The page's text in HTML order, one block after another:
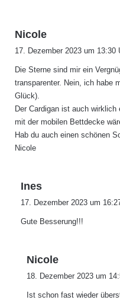
Nicole
t
:
17. Dezember 2023 um 13:30
Die Sterne sind mir ein
transparenter. Nein, ich habe
Glück).
Der Cardigan ist auch
mit der mobilen Bettdecke
Hab du auch einen schönen
Nicole
Ines
t
17. Dezember 2023 um
Gute Besserung!!!
Nicole
18. Dezember 2023 um
Ist schon fast wieder